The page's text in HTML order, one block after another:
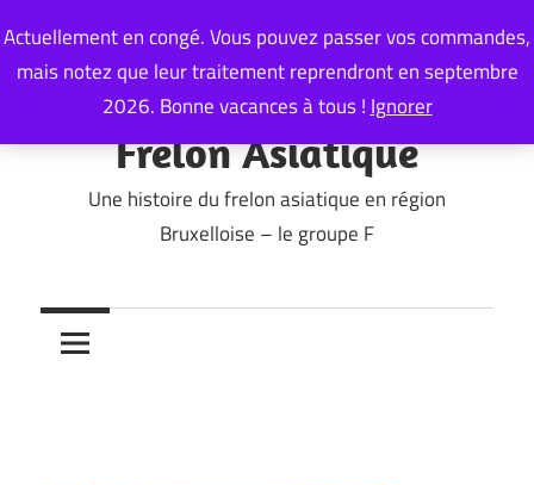
Actuellement en congé. Vous pouvez passer vos commandes,
mais notez que leur traitement reprendront en septembre
2026. Bonne vacances à tous ! Ignorer
to
content
Frelon Asiatique
Une histoire du frelon asiatique en région
Bruxelloise – le groupe F